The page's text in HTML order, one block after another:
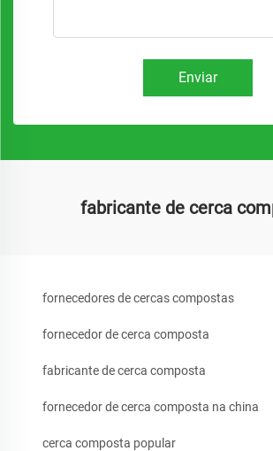
Enviar
fabricante de cerca
fornecedores de cercas compostas
fornecedor de cerca composta
fabricante de cerca composta
fornecedor de cerca composta na china
cerca composta popular